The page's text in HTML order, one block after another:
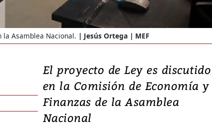
la Asamblea Nacional. Jesús Ortega | MEF
El proyecto de Ley es discutido
en la Comisión de Economía y
Finanzas de la Asamblea
Nacional
Entre recuerdos y escuetas
referencias hacia sus adversarios,
presidente de Brasil, Luiz Inácio
da Silva, oficializó este domingo